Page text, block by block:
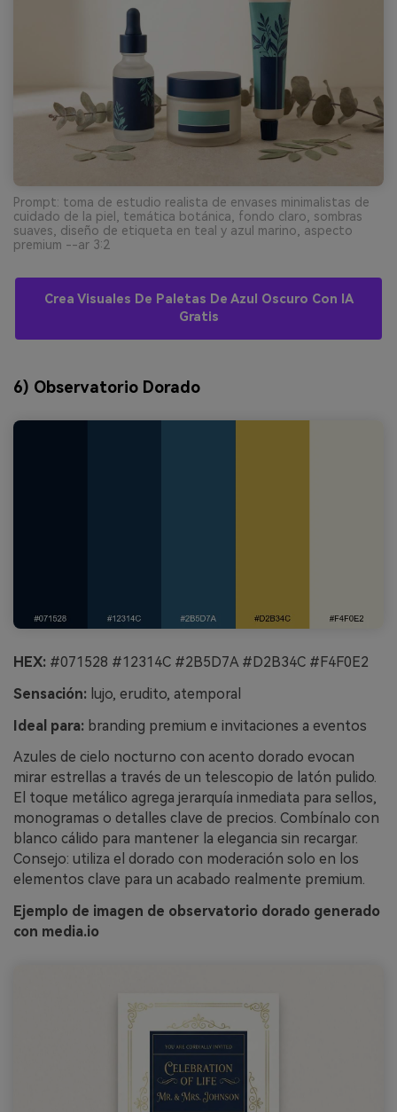
Prompt: toma de estudio realista de envases minimalistas de
cuidado de la piel, temática botánica, fondo claro, sombras
suaves, diseño de etiqueta en teal y azul marino, aspecto
premium --ar 3:2
Crea Visuales De Paletas De Azul Oscuro Con IA
Gratis
6) Observatorio Dorado
HEX: #071528 #12314C #2B5D7A #D2B34C #F4F0E2
Sensación: lujo, erudito, atemporal
Ideal para: branding premium e invitaciones a eventos
Azules de cielo nocturno con acento dorado evocan
mirar estrellas a través de un telescopio de latón pulido.
El toque metálico agrega jerarquía inmediata para sellos,
monogramas o detalles clave de precios. Combínalo con
blanco cálido para mantener la elegancia sin recargar.
Consejo: utiliza el dorado con moderación solo en los
elementos clave para un acabado realmente premium.
Ejemplo de imagen de observatorio dorado generado
con media.io